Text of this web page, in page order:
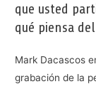
que usted
qué piensa
Mark Dacascos
grabación de la